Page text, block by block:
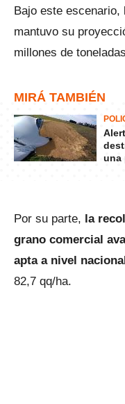
Bajo este escenario,
mantuvo su
millones de
MIRÁ TAMBIÉN
una
Por su parte, la
grano comercial
apta a nivel
82,7 qq/ha.